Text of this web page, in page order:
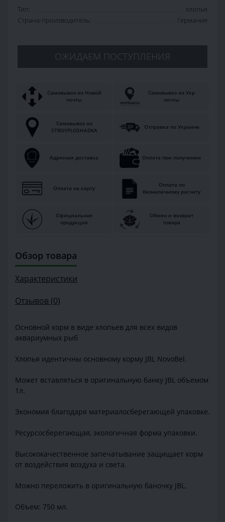
Тип:
хлопья
Страна-производитель:
Германия
ОЖИДАЕМ ПОСТУПЛЕНИЯ
Самовывоз из Новой
почты
Самовывоз из Укр
почты
Самовывоз из
STROYPLOSHADKA
Отправка по Украине
Адресная доставка Оплата при получении
Оплата на карту
Оплата по
безналичному расчету
Официальная
продукция
Обмен и возврат
товара
Обзор товара
Характеристики
Отзывов (0)
Основной корм в виде хлопьев для всех видов
аквариумных рыб
Хлопья идентичны основному корму JBL NovoBel.
Может вставляться в оригинальную банку JBL объемом
1л.
Экономия благодаря материалосберегающей упаковке.
Ресурсосберегающая, экологичная форма упаковки.
Высококачественное запечатывание защищает корм
от воздействия воздуха и света.
Можно переложить в оригинальную баночку JBL.
Объем: 750 мл.